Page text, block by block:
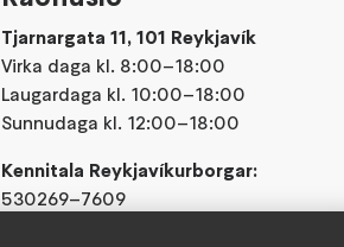
Tjarnargata 11, 101 Reykjavík
Virka daga kl. 8:00–18:00
Laugardaga kl. 10:00–18:00
Sunnudaga kl. 12:00–18:00
Kennitala Reykjavíkurborgar:
530269–7609